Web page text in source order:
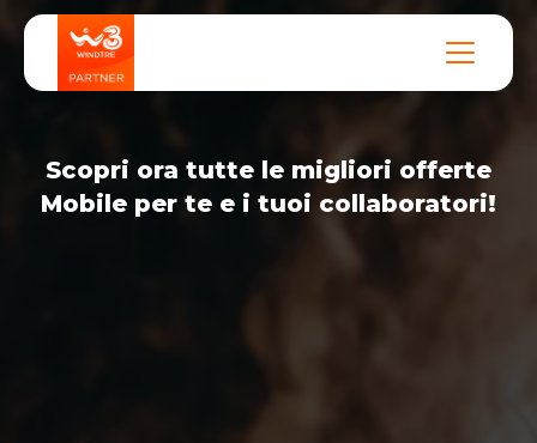
Scopri ora tutte le migliori offerte
Mobile per te e i tuoi collaboratori!